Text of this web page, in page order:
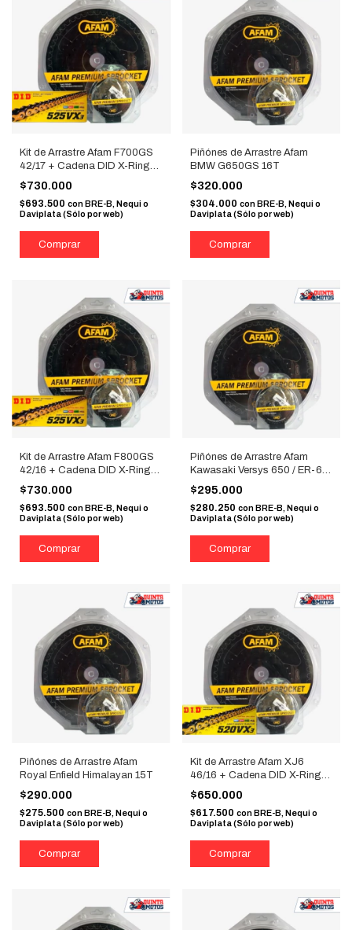
Kit de Arrastre Afam F700GS
42/17 + Cadena DID X-Ring
525 Dorada
$730.000
$693.500 conBRE-B, Nequi o
Daviplata (Sólo por web)
Piñónes de Arrastre Afam
BMW G650GS 16T
$320.000
$304.000 con BRE-B, Nequi o
Daviplata (Sólo por web)
Kit de Arrastre Afam F800GS
42/16 + Cadena DID X-Ring
525 Dorada
$730.000
$693.500 con BRE-B, Nequi o
Daviplata (Sólo por web)
Piñónes de Arrastre Afam
Kawasaki Versys 650 / ER-6N
15T
$295.000
$280.250 con BRE-B, Nequi o
Daviplata (Sólo por web)
Piñónes de Arrastre Afam
Royal Enfield Himalayan 15T
$290.000
$275.500 conBRE-B, Nequi o
Daviplata (Sólo por web)
Kit de Arrastre Afam XJ6
46/16 + Cadena DID X-Ring
520 Dorada
$650.000
$617.500 con BRE-B, Nequi o
Daviplata (Sólo por web)